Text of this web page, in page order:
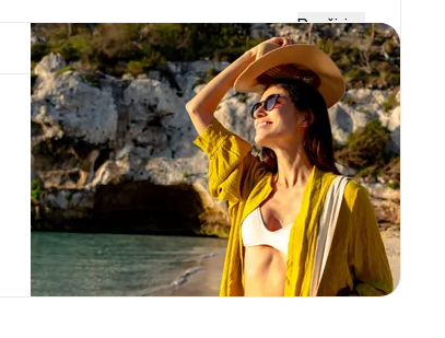
je aerodrom u ovoj državi. U glavnom
automobila. Na području aerodroma
ostalog širok izbor grčkih vina, zatim
Proširi